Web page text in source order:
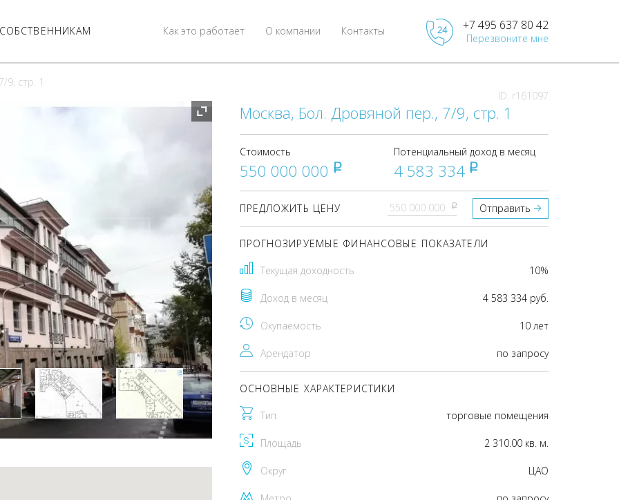
Контакты
О компании
Как это работает +7 495 637 80 42
Перезвоните мне
9, стр. 1
ID: r161097
Москва, Бол. Дровяной пер., 7/9, стр. 1
Стоимость
550 000 000 pуб
Потенциальный доход в месяц
4 583 334 pуб
ПРЕДЛОЖИТЬ ЦЕНУ pуб Отправить
ПРОГНОЗИРУЕМЫЕ ФИНАНСОВЫЕ ПОКАЗАТЕЛИ
Текущая доходность 10%
Доход в месяц 4 583 334 руб.
Окупаемость 10 лет
Арендатор по запросу
ОСНОВНЫЕ ХАРАКТЕРИСТИКИ
Тип торговые помещения
Площадь 2 310.00 кв. м.
Округ ЦАО